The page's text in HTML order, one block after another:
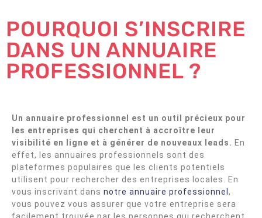
POURQUOI S’INSCRIRE
DANS UN ANNUAIRE
PROFESSIONNEL ?
Un annuaire professionnel est un outil précieux pour
les entreprises qui cherchent à accroître leur
visibilité en ligne et à générer de nouveaux leads. En
effet, les annuaires professionnels sont des
plateformes populaires que les clients potentiels
utilisent pour rechercher des entreprises locales. En
vous inscrivant dans notre annuaire professionnel,
vous pouvez vous assurer que votre entreprise sera
facilement trouvée par les personnes qui recherchent